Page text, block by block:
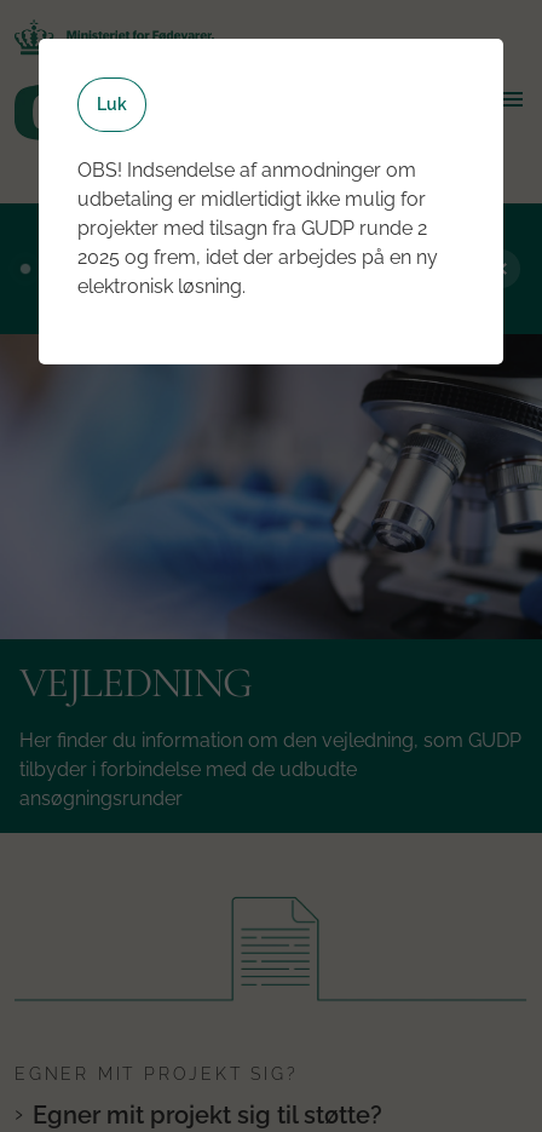
Ansøgningsrunde 2, 2026 er nu åben - læs
mere om rundens fokus her
VEJLEDNING
Her finder du information om den vejledning, som GUDP
tilbyder i forbindelse med de udbudte
ansøgningsrunder
EGNER MIT PROJEKT SIG?
Egner mit projekt sig til støtte?
Luk
OBS! Indsendelse af anmodninger om
udbetaling er midlertidigt ikke mulig for
projekter med tilsagn fra GUDP runde 2
2025 og frem, idet der arbejdes på en ny
elektronisk løsning.